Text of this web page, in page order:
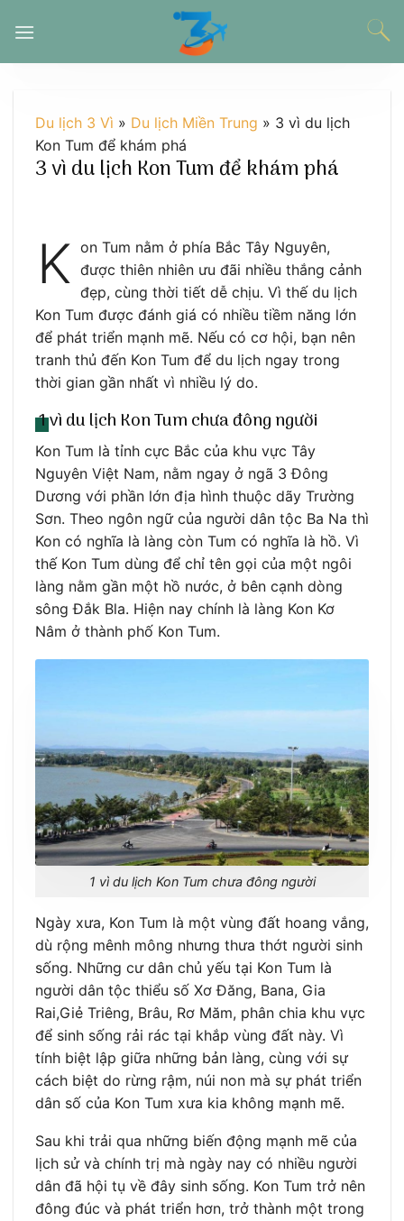
đến
Du lịch 3 Vì » Du lịch Miền Trung » 3 vì du lịch
Kon Tum để khám phá
3 vì du lịch Kon Tum để khám phá
K on Tum nằm ở phía Bắc Tây Nguyên,
được thiên nhiên ưu đãi nhiều thắng cảnh
đẹp, cùng thời tiết dễ chịu. Vì thế du lịch
Kon Tum được đánh giá có nhiều tiềm năng lớn
để phát triển mạnh mẽ. Nếu có cơ hội, bạn nên
tranh thủ đến Kon Tum để du lịch ngay trong
thời gian gần nhất vì nhiều lý do.
1 vì du lịch Kon Tum chưa đông người
Kon Tum là tỉnh cực Bắc của khu vực Tây
Nguyên Việt Nam, nằm ngay ở ngã 3 Đông
Dương với phần lớn địa hình thuộc dãy Trường
Sơn. Theo ngôn ngữ của người dân tộc Ba Na thì
Kon có nghĩa là làng còn Tum có nghĩa là hồ. Vì
thế Kon Tum dùng để chỉ tên gọi của một ngôi
làng nằm gần một hồ nước, ở bên cạnh dòng
sông Đắk Bla. Hiện nay chính là làng Kon Kơ
Nâm ở thành phố Kon Tum.
1 vì du lịch Kon Tum chưa đông người
Ngày xưa, Kon Tum là một vùng đất hoang vắng,
dù rộng mênh mông nhưng thưa thớt người sinh
sống. Những cư dân chủ yếu tại Kon Tum là
người dân tộc thiểu số Xơ Đăng, Bana, Gia
Rai,Giẻ Triêng, Brâu, Rơ Măm, phân chia khu vực
để sinh sống rải rác tại khắp vùng đất này. Vì
tính biệt lập giữa những bản làng, cùng với sự
cách biệt do rừng rậm, núi non mà sự phát triển
dân số của Kon Tum xưa kia không mạnh mẽ.
Sau khi trải qua những biến động mạnh mẽ của
lịch sử và chính trị mà ngày nay có nhiều người
dân đã hội tụ về đây sinh sống. Kon Tum trở nên
đông đúc và phát triển hơn, trở thành một trong